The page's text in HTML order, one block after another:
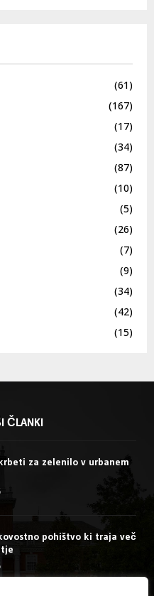
(61)
(167)
(17)
(34)
(87)
(10)
(5)
(26)
(7)
(9)
(34)
(42)
(15)
ČLANKI
za zelenilo v urbanem
pohištvo ki traja več